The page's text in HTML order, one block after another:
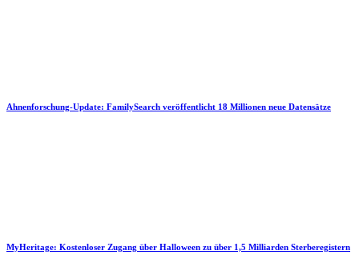
Ahnenforschung-Update: FamilySearch veröffentlicht 18 Millionen neue Datensätze
MyHeritage: Kostenloser Zugang über Halloween zu über 1,5 Milliarden Sterberegistern